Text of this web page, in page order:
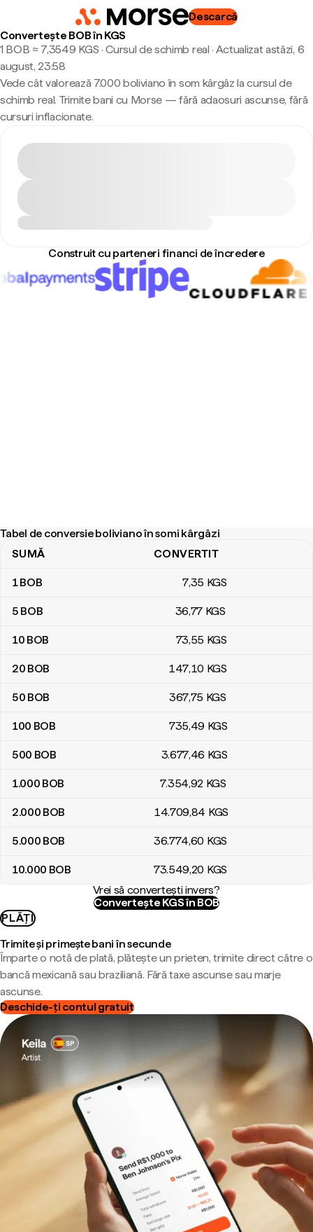
Descarcă
Convertește BOB în KGS
1 BOB ≈ 7,3549 KGS · Cursul de schimb real · Actualizat astăzi, 6
august, 23:58
Vede cât valorează 7.000 boliviano în som kârgâz la cursul de
schimb real. Trimite bani cu Morse — fără adaosuri ascunse, fără
cursuri inflacionate.
Construit cu parteneri financi de încredere
Tabel de conversie boliviano în somi kârgâzi
Tabel de conversie boliviano în somi kârgâzi
SUMĂ CONVERTIT
1BOB 7,35 KGS
5 BOB 36,77 KGS
10 BOB 73,55 KGS
20 BOB 147,10 KGS
50 BOB 367,75 KGS
100 BOB 735,49 KGS
500 BOB 3.677,46 KGS
1.000 BOB 7.354,92 KGS
2.000 BOB 14.709,84 KGS
5.000 BOB 36.774,60 KGS
10.000 BOB 73.549,20 KGS
Vrei să convertești invers?
Convertește KGS în BOB
PLĂȚI
Trimite și primește bani în secunde
Împarte o notă de plată, plătește un prieten, trimite direct către o
bancă mexicană sau braziliană. Fără taxe ascunse sau marje
ascunse.
Deschide-ți contul gratuit